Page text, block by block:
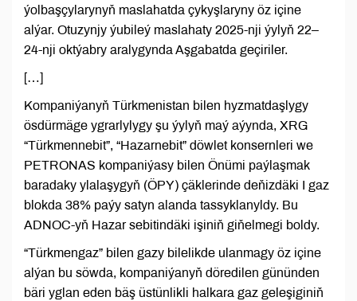
ýolbaşçylarynyň maslahatda çykyşlaryny öz içine
alýar. Otuzynjy ýubileý maslahaty 2025-nji ýylyň 22–
24-nji oktýabry aralygynda Aşgabatda geçiriler.
[…]
Kompaniýanyň Türkmenistan bilen hyzmatdaşlygy
ösdürmäge ygrarlylygy şu ýylyň maý aýynda, XRG
“Türkmennebit”, “Hazarnebit” döwlet konsernleri we
PETRONAS kompaniýasy bilen Önümi paýlaşmak
baradaky ylalaşygyň (ÖPY) çäklerinde deňizdäki I gaz
blokda 38% paýy satyn alanda tassyklanyldy. Bu
ADNOC-yň Hazar sebitindäki işiniň giňelmegi boldy.
“Türkmengaz” bilen gazy bilelikde ulanmagy öz içine
alýan bu söwda, kompaniýanyň döredilen gününden
bäri yglan eden bäş üstünlikli halkara gaz geleşiginiň